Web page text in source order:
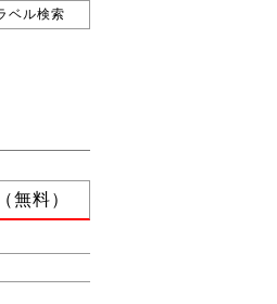
ベル検索
無料）